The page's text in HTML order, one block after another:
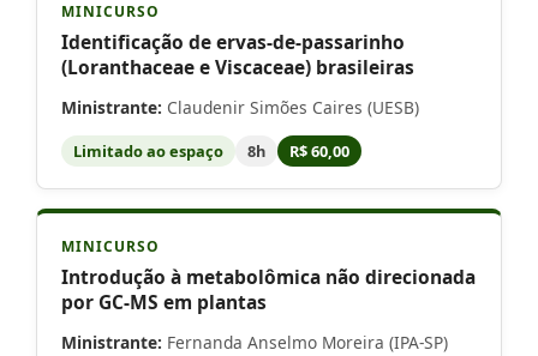
MINICURSO
Identificação de ervas-de-passarinho
(Loranthaceae e Viscaceae) brasileiras
Ministrante: Claudenir Simões Caires (UESB)
Limitado ao espaço 8h R$ 60,00
MINICURSO
Introdução à metabolômica não direcionada
por GC-MS em plantas
Ministrante: Fernanda Anselmo Moreira (IPA-SP)